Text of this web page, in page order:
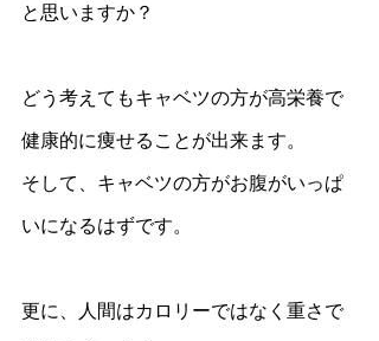
と思いますか？
どう考えてもキャベツの方が高栄養で
健康的に痩せることが出来ます。
そして、キャベツの方がお腹がいっぱ
いになるはずです。
更に、人間はカロリーではなく重さで